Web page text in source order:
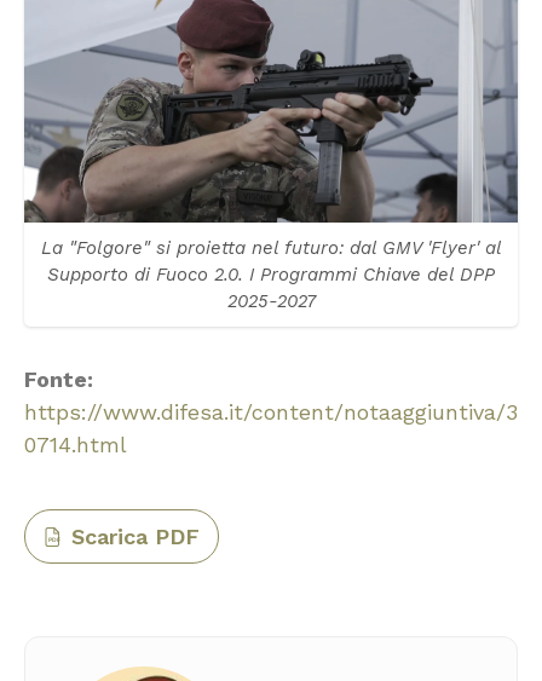
La "Folgore" si proietta nel futuro: dal GMV 'Flyer' al
Supporto di Fuoco 2.0. I Programmi Chiave del DPP
2025-2027
Fonte:
https://www.difesa.it/content/notaaggiuntiva/3
0714.html
PDF Scarica PDF